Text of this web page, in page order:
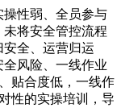
操性弱、全员参与
将安全管控流程
全、运营归运
风险、一线作业
贴合度低，一线作
性的实操培训，导